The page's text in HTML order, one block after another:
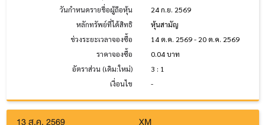
วันกำหนดรายชื่อผู้ถือหุ้น
24 ก.ย. 2569
หลักทรัพย์ที่ได้สิทธิ
หุ้นสามัญ
ช่วงระยะเวลาจองซื้อ
14 ต.ค. 2569 - 20 ต.ค. 2569
ราคาจองซื้อ
0.04 บาท
อัตราส่วน (เดิม:ใหม่)
3 : 1
เงื่อนไข
-
13 ส.ค. 2569
XM